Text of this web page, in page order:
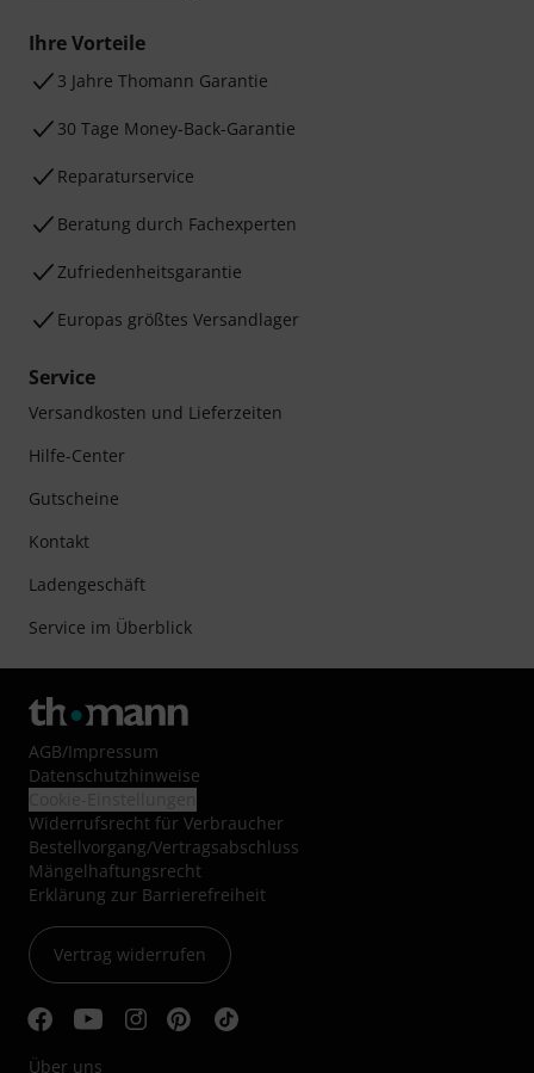
Ihre Vorteile
3 Jahre Thomann Garantie
30 Tage Money-Back-Garantie
Reparaturservice
Beratung durch Fachexperten
Zufriedenheitsgarantie
Europas größtes Versandlager
Service
Versandkosten und Lieferzeiten
Hilfe-Center
Gutscheine
Kontakt
Ladengeschäft
Service im Überblick
AGB/Impressum
Datenschutzhinweise
Widerrufsrecht für Verbraucher
Bestellvorgang/Vertragsabschluss
Mängelhaftungsrecht
Erklärung zur Barrierefreiheit
Vertrag widerrufen
Über uns